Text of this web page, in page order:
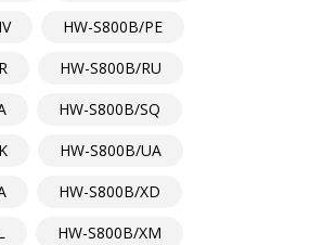
HW-S800B/PE
HW-S800B/RU
HW-S800B/SQ
HW-S800B/UA
HW-S800B/XD
HW-S800B/XM